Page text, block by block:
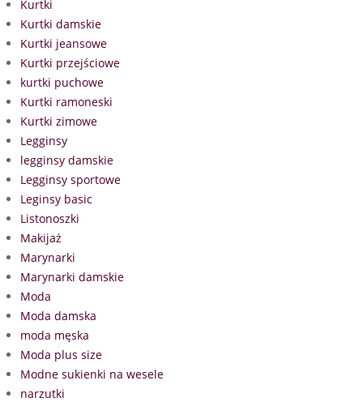
Kurtki
Kurtki damskie
Kurtki jeansowe
Kurtki przejściowe
kurtki puchowe
Kurtki ramoneski
Kurtki zimowe
Legginsy
legginsy damskie
Legginsy sportowe
Leginsy basic
Listonoszki
Makijaż
Marynarki
Marynarki damskie
Moda
Moda damska
moda męska
Moda plus size
Modne sukienki na wesele
narzutki